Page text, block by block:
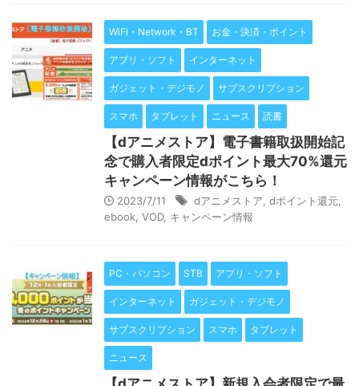
WiFi・Network・BT お金・決済・ポイント
アプリ・ソフト インターネット
ガジェット・デジモノ サブスクリプション
スマホ タブレット ニュース 読書
【dアニメストア】電子書籍取扱開始記
念で購入者限定dポイント最大70%還元
キャンペーン情報がこちら！
2023/7/11 dアニメストア dポイント還元
ebook VOD, キャンペーン情報
PC・パソコン STB アプリ・ソフト
インターネット ガジェット・デジモノ
サブスクリプション スマホ タブレット
ニュース